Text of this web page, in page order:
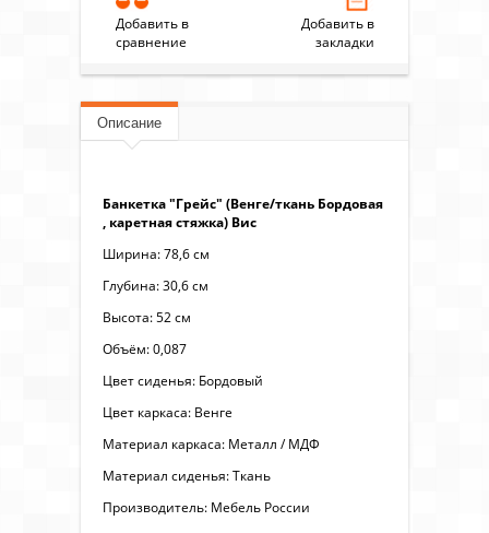
Добавить в
сравнение
Добавить в
закладки
Описание
Банкетка "Грейс" (Венге/ткань Бордовая
, каретная стяжка) Вис
Ширина: 78,6 см
Глубина: 30,6 см
Высота: 52 см
Объём: 0,087
Цвет сиденья: Бордовый
Цвет каркаса: Венге
Материал каркаса: Металл / МДФ
Материал сиденья: Ткань
Производитель: Мебель России